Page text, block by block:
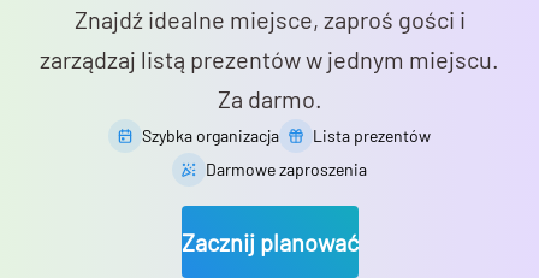
Znajdź idealne miejsce, zaproś gości i
zarządzaj listą prezentów w jednym miejscu.
Za darmo.
Szybka organizacja
Lista prezentów
Darmowe zaproszenia
Zacznij planować